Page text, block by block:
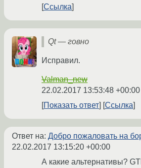
Ссылка
Qt — говно
Исправил.
Valman_new
22.02.2017 13:53:48 +00:00
Показать ответ
Ссылка
Ответ на: Добро пожаловать на
22.02.2017 13:15:20 +00:00
А какие альтернативы?